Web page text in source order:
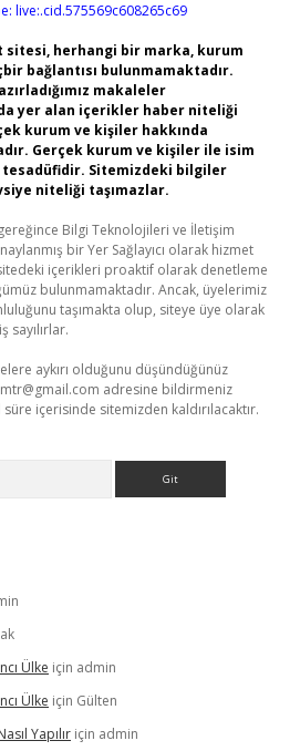
live:.cid.575569c608265c69
sitesi, herhangi bir marka, kurum
bağlantısı bulunmamaktadır.
makaleler
yer alan içerikler haber niteliği
kurum ve kişiler hakkında
Gerçek kurum ve kişiler ile isim
Sitemizdeki bilgiler
niteliği taşımazlar.
gereğince Bilgi Teknolojileri ve İletişim
bir Yer Sağlayıcı olarak hizmet
içerikleri proaktif olarak denetleme
bulunmamaktadır. Ancak, üyelerimiz
taşımakta olup, siteye üye olarak
sayılırlar.
aykırı olduğunu düşündüğünüz
adresine bildirmeniz
içerisinde sitemizden kaldırılacaktır.
Ülke için admin
Ülke için Gülten
Yapılır için admin